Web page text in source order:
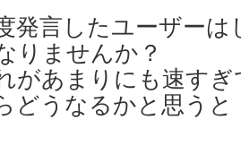
発言したユーザー
りませんか？
があまりにも速す
どうなるかと思うと